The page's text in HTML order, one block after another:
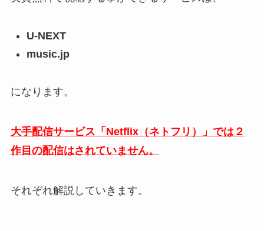
U-NEXT
music.jp
になります。
大手配信サービス「Netflix（ネトフリ）」では２
作目の配信はされていません。
それぞれ解説していきます。